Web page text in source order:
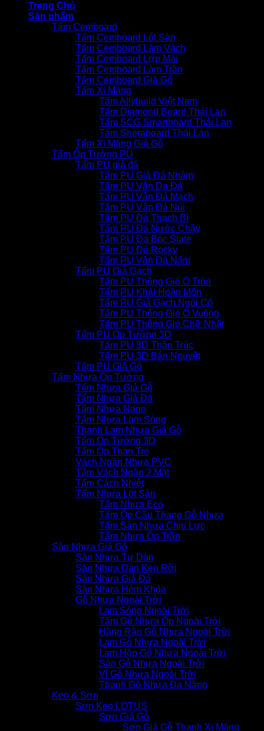
Trang Chủ
Sản phẩm
Tấm Cemboard
Tấm Cemboard Lót Sàn
Tấm Cemboard Làm Vách
Tấm Cemboard Lợp Mái
Tấm Cemboard Làm Trần
Tấm Cemboard Giả Gỗ
Tấm Xi Măng
Tấm Allybuild Việt Nam
Tấm Diamond Board Thái Lan
Tấm SCG Smartboard Thái Lan
Tấm Sheraboard Thái Lan
Tấm Xi Măng Giả Gỗ
Tấm Ốp Tường PU
Tấm PU giả đá
Tấm PU Giả Đá Nhám
Tấm PU Vân Da Đá
Tấm PU Vân Đá Mạch
Tấm PU Vân Đá Núi
Tấm PU Đá Thạch Bì
Tấm PU Đá Nước Chảy
Tấm PU Đá Bóc Slate
Tấm PU Đá Rocky
Tấm PU Vân Đá Nấm
Tấm PU Giả Gạch
Tấm PU Thông Gió Ô Tròn
Tấm PU Khải Hoàn Môn
Tấm PU Giả Gạch Ngói Cổ
Tấm PU Thông Gió Ô Vuông
Tấm PU Thông Gió Chữ Nhật
Tấm PU Ốp Tường 3D
Tấm PU 3D Thân Trúc
Tấm PU 3D Bán Nguyệt
Tấm PU Giả Gỗ
Tấm Nhựa Ốp Tường
Tấm Nhựa Giả Gỗ
Tấm Nhựa Giả Đá
Tấm Nhựa Nano
Tấm Nhựa Lam Sóng
Thanh Lam Nhựa Giả Gỗ
Tấm Ốp Tường 3D
Tấm Ốp Than Tre
Vách Ngăn Nhựa PVC
Tấm Vách Ngăn 2 Mặt
Tấm Cách Nhiệt
Tấm Nhựa Lót Sàn
Tấm Nhựa Eco
Tấm Ốp Cầu Thang Gỗ Nhựa
Tấm Sàn Nhựa Chịu Lực
Tấm Nhựa Ốp Trần
Sàn Nhựa Giả Gỗ
Sàn Nhựa Tự Dán
Sàn Nhựa Dán Keo Rời
Sàn Nhựa Giả Đá
Sàn Nhựa Hèm Khóa
Gỗ Nhựa Ngoài Trời
Lam Sóng Ngoài Trời
Tấm Gỗ Nhựa Ốp Ngoài Trời
Hàng Rào Gỗ Nhựa Ngoài Trời
Lam Gỗ Nhựa Ngoài Trời
Lam Hộp Gỗ Nhựa Ngoài Trời
Sàn Gỗ Nhựa Ngoài Trời
Vỉ Gỗ Nhựa Ngoài Trời
Thanh Gỗ Nhựa Đa Năng
Keo & Sơn
Sơn Keo LOTUS
Sơn Giả Gỗ
Sơn Giả Gỗ Thanh Xi Măng